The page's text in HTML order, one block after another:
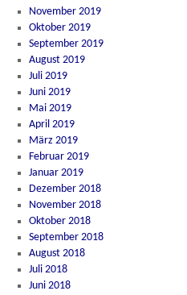
November 2019
Oktober 2019
September 2019
August 2019
Juli 2019
Juni 2019
Mai 2019
April 2019
März 2019
Februar 2019
Januar 2019
Dezember 2018
November 2018
Oktober 2018
September 2018
August 2018
Juli 2018
Juni 2018